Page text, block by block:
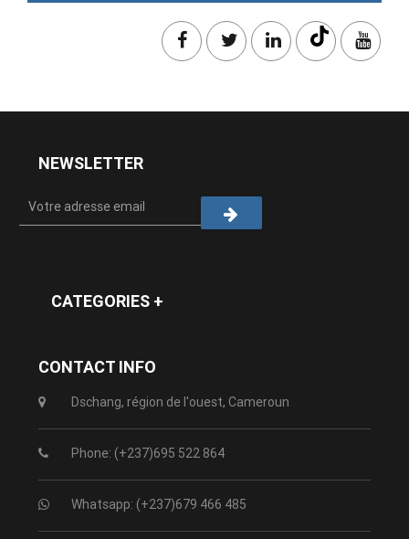
NEWSLETTER
CATEGORIES +
CONTACT INFO
Dschang, région de l'ouest, Cameroun
Phone: (+237)695 522 864
Whatsapp: (+237)679 466 485